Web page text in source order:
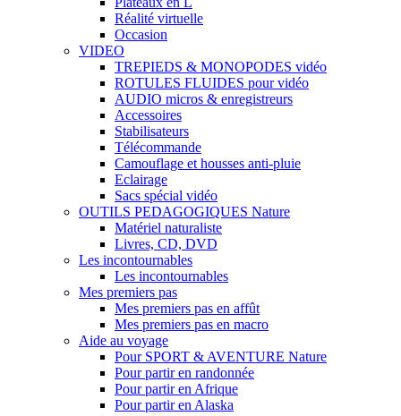
Réalité virtuelle
Occasion
VIDEO
TREPIEDS & MONOPODES vidéo
ROTULES FLUIDES pour vidéo
AUDIO micros & enregistreurs
Accessoires
Stabilisateurs
Télécommande
Camouflage et housses anti-pluie
Eclairage
Sacs spécial vidéo
OUTILS PEDAGOGIQUES Nature
Matériel naturaliste
Livres, CD, DVD
Les incontournables
Les incontournables
Mes premiers pas
Mes premiers pas en affût
Mes premiers pas en macro
Aide au voyage
Pour SPORT & AVENTURE Nature
Pour partir en randonnée
Pour partir en Afrique
Pour partir en Alaska